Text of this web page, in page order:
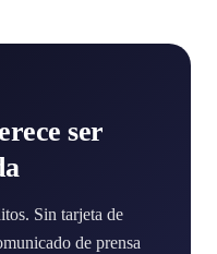
ser
Sin tarjeta de
de prensa